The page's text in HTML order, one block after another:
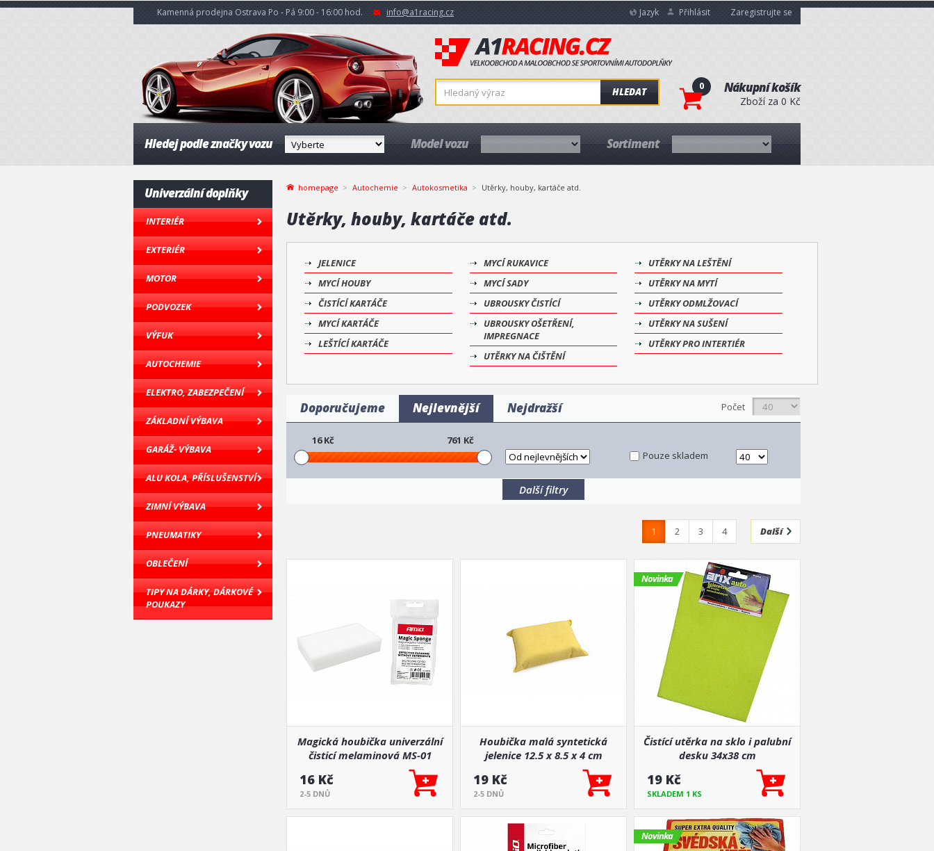
Kamenná prodejna Ostrava Po - Pá 9:00 - 16:00 hod. info@a1racing.cz Jazyk Přihlásit Zaregistrujte se
HLEDAT 0 Nákupní košík
Zboží za 0 Kč
Hledej podle značky vozu Model vozu Sortiment
Univerzální doplňky
INTERIÉR
EXTERIÉR
MOTOR
PODVOZEK
VÝFUK
AUTOCHEMIE
ELEKTRO, ZABEZPEČENÍ
ZÁKLADNÍ VÝBAVA
GARÁŽ- VÝBAVA
ALU KOLA, PŘÍSLUŠENSTVÍ
ZIMNÍ VÝBAVA
PNEUMATIKY
OBLEČENÍ
TIPY NA DÁRKY, DÁRKOVÉ
POUKAZY
homepage Autochemie Autokosmetika Utěrky, houby, kartáče atd.
Utěrky, houby, kartáče atd.
JELENICE
MYCÍ HOUBY
ČISTÍCÍ KARTÁČE
MYCÍ KARTÁČE
LEŠTÍCÍ KARTÁČE
MYCÍ RUKAVICE
MYCÍ SADY
UBROUSKY ČISTÍCÍ
UBROUSKY OŠETŘENÍ,
IMPREGNACE
UTĚRKY NA ČIŠTĚNÍ
UTĚRKY NA LEŠTĚNÍ
UTĚRKY NA MYTÍ
UTĚRKY ODMLŽOVACÍ
UTĚRKY NA SUŠENÍ
UTĚRKY PRO INTERTIÉR
Doporučujeme Nejlevnější Nejdražší Počet
16Kč 761 Kč
Pouze skladem
Další filtry
1 2 3 4 Další
Magická houbička univerzální
čisticí melaminová MS-01
16 Kč
2-5 DNŮ
Houbička malá syntetická
jelenice 12.5 x 8.5 x 4 cm
19 Kč
2-5 DNŮ
Novinka
Čistící utěrka na sklo i palubní
desku 34x38 cm
19 Kč
SKLADEM 1 KS
Novinka